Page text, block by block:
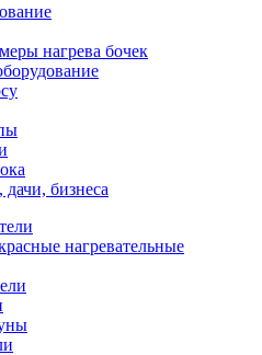
нагрева бочек
бизнеса
нагревательные